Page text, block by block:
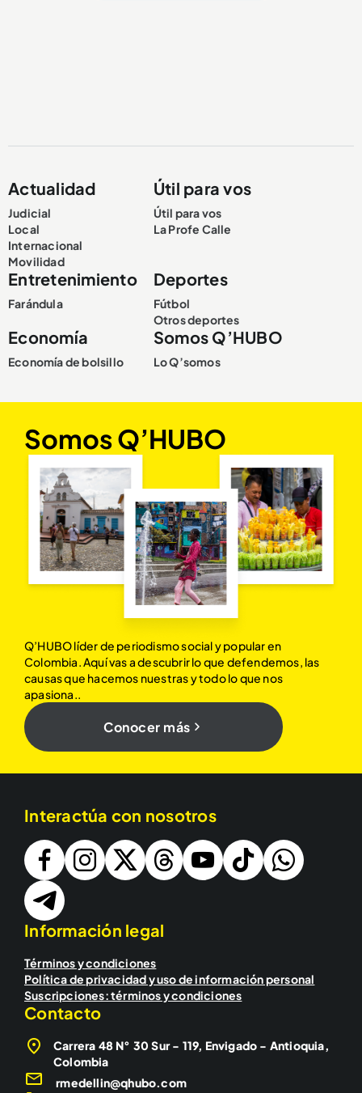
Actualidad
Judicial
Local
Internacional
Movilidad
Útil para vos
Útil para vos
La Profe Calle
Entretenimiento
Farándula
Deportes
Fútbol
Otros deportes
Economía
Economía de bolsillo
Somos Q’HUBO
Lo Q’somos
Somos Q’HUBO
Q’HUBO líder de periodismo social y popular en
Colombia. Aquí vas a descubrir lo que defendemos, las
causas que hacemos nuestras y todo lo que nos
apasiona..
Conocer más
Interactúa con nosotros
Información legal
Términos y condiciones
Política de privacidad y uso de información personal
Suscripciones: términos y condiciones
Contacto
Carrera 48 N° 30 Sur - 119, Envigado - Antioquia,
Colombia
rmedellin@qhubo.com